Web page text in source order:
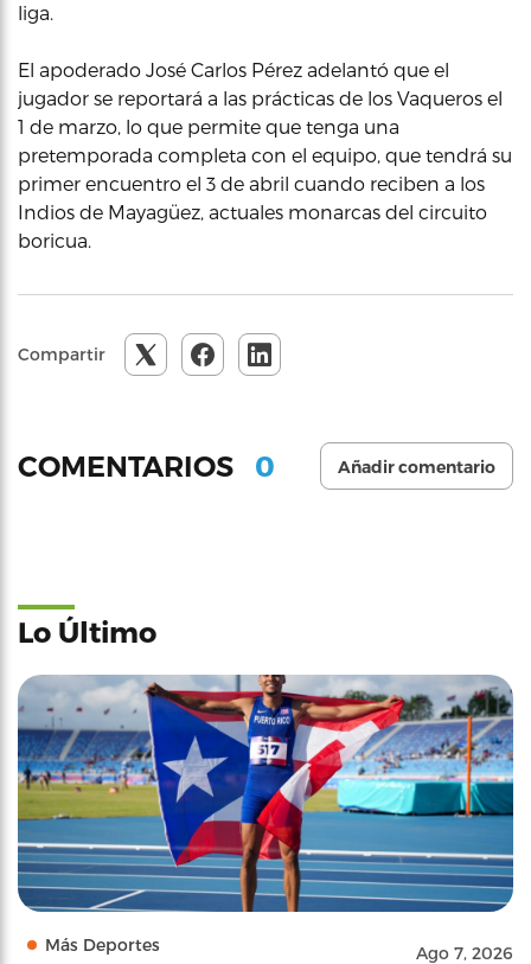
liga.
El apoderado José Carlos Pérez adelantó que el
jugador se reportará a las prácticas de los Vaqueros el
1 de marzo, lo que permite que tenga una
pretemporada completa con el equipo, que tendrá su
primer encuentro el 3 de abril cuando reciben a los
Indios de Mayagüez, actuales monarcas del circuito
boricua.
Compartir
COMENTARIOS 0 Añadir comentario
Lo Último
Más Deportes Ago 7, 2026